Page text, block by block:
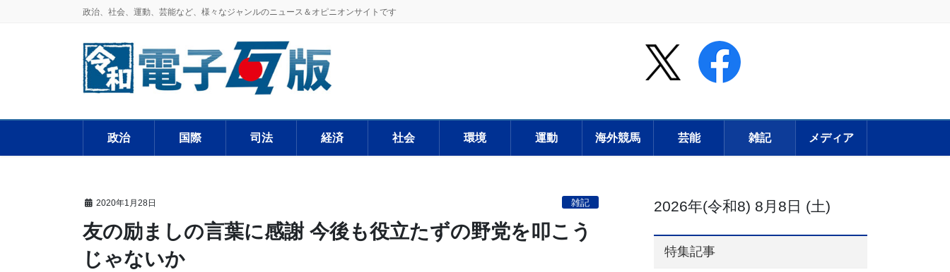
政治、社会、運動、芸能など、様々なジャンルのニュース＆オピニオンサイトです
政治 国際 司法 経済 社会 環境 運動 海外競馬 芸能 雑記 メディア
2020年1月28日 雑記
友の励ましの言葉に感謝 今後も役立たずの野党を叩こう
じゃないか
2026年(令和8) 8月8日 (土)
特集記事